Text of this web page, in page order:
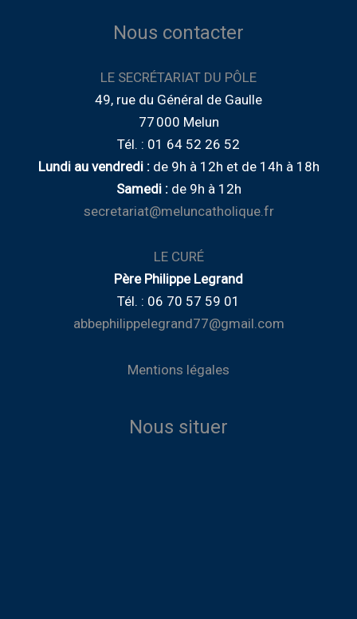
Nous contacter
LE SECRÉTARIAT DU PÔLE
49, rue du Général de Gaulle
77 000 Melun
Tél. : 01 64 52 26 52
Lundi au vendredi : de9h à 12h et de 14h à 18h
Samedi : de 9h à 12h
secretariat@meluncatholique.fr
LE CURÉ
Père Philippe Legrand
Tél. : 06 70 57 59 01
abbephilippelegrand77@gmail.com
Mentions légales
Nous situer